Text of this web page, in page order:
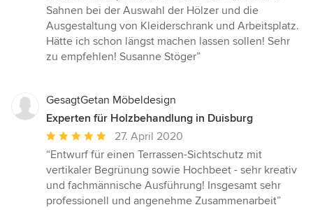
5
Sternen
Sahnen bei der Auswahl der Hölzer und die
Ausgestaltung von Kleiderschrank und Arbeitsplatz.
Hätte ich schon längst machen lassen sollen! Sehr
zu empfehlen! Susanne Stöger”
GesagtGetan Möbeldesign
Experten für Holzbehandlung in Duisburg
Durchschnittliche
Bewertung:
5
von
5
27. April 2020
“Entwurf für einen Terrassen-Sichtschutz mit
vertikaler Begrünung sowie Hochbeet - sehr kreativ
und fachmännische Ausführung! Insgesamt sehr
professionell und angenehme Zusammenarbeit”